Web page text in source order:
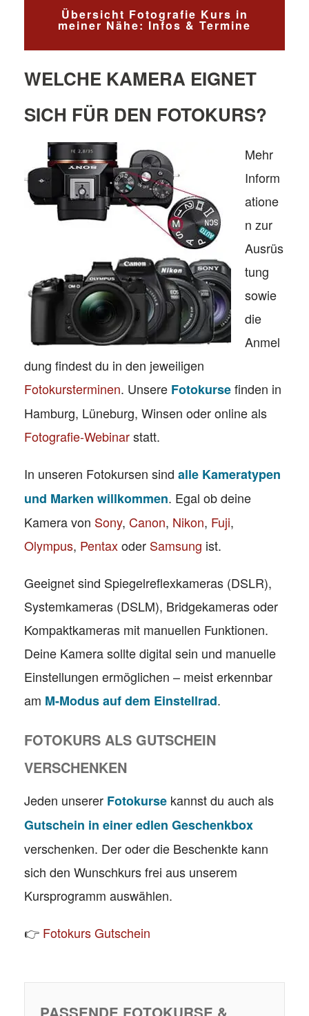
Übersicht Fotografie Kurs in
meiner Nähe: Infos & Termine
WELCHE KAMERA EIGNET
SICH FÜR DEN FOTOKURS?
Mehr
Inform
atione
n zur
Ausrüs
tung
sowie
die
Anmel
dung findest du in den jeweiligen
Fotokursterminen. Unsere Fotokursefinden in
Hamburg, Lüneburg, Winsen oder online als
Fotografie-Webinarstatt.
In unseren Fotokursen sind alle Kameratypen
und Marken willkommen. Egal ob deine
Kamera von Sony, Canon, Nikon, Fuji,
Olympus, Pentaxoder Samsung ist.
Geeignet sind Spiegelreflexkameras (DSLR),
Systemkameras (DSLM), Bridgekameras oder
Kompaktkameras mit manuellen Funktionen.
Deine Kamera sollte digital sein und manuelle
Einstellungen ermöglichen – meist erkennbar
am M-Modus auf dem Einstellrad.
FOTOKURS ALS GUTSCHEIN
VERSCHENKEN
Jeden unserer Fotokurse kannst du auch als
Gutschein in einer edlen Geschenkbox
verschenken. Der oder die Beschenkte kann
sich den Wunschkurs frei aus unserem
Kursprogramm auswählen.
👉 Fotokurs Gutschein